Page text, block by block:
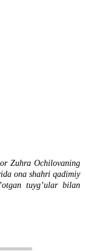
Zuhra Ochilovaning
ona shahri qadimiy
tuyg’ular bilan